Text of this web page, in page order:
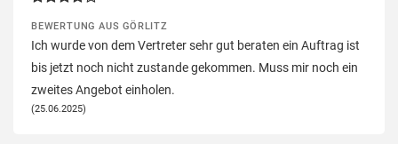
BEWERTUNG AUS GÖRLITZ
Ich wurde von dem Vertreter sehr gut beraten ein Auftrag ist
bis jetzt noch nicht zustande gekommen. Muss mir noch ein
zweites Angebot einholen.
(25.06.2025)